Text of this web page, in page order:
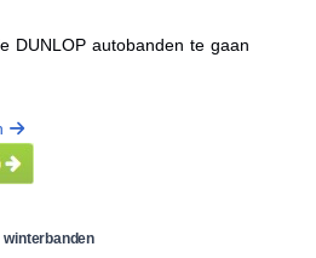
DUNLOP autobanden te gaan